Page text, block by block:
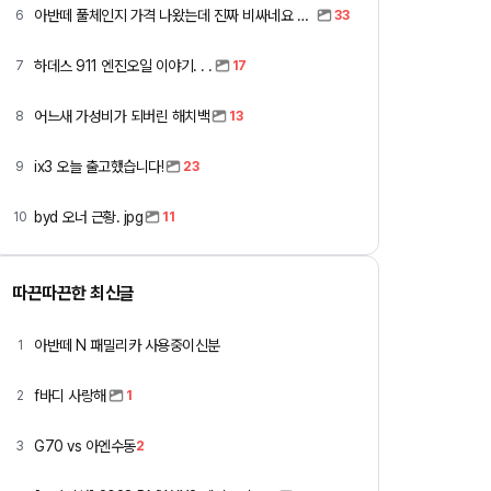
6 아반떼 풀체인지 가격 나왔는데 진짜 비싸네요 ㅎㅎ 33
7 하데스 911 엔진오일 이야기. . . 17
8 어느새 가성비가 되버린 해치백 13
9 ix3 오늘 출고했습니다! 23
10 byd 오너 근황. jpg 11
따끈따끈한 최신글
1 아반떼 N 패밀리카 사용중이신분
2 f바디 사랑해 1
3 G70 vs 아엔수동2